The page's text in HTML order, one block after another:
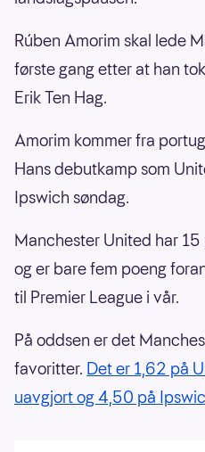
Rúben Amorim skal lede
første gang etter at han
Erik Ten Hag.
Amorim kommer fra
Hans debutkamp som
Ipswich søndag.
Manchester United har
og er bare fem poeng
til Premier League i vår.
På oddsen er det
favoritter. Det er 1,62 på
uavgjort og 4,50 på